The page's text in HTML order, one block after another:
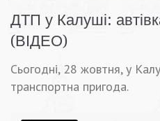
ДТП у Калуші:
(ВІДЕО)
Сьогодні, 28 жовтня, у
транспортна пригода.